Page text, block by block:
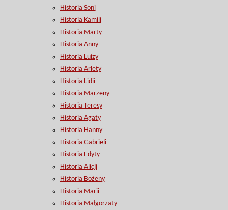
Historia Soni
Historia Kamili
Historia Marty
Historia Anny
Historia Luizy
Historia Arlety
Historia Lidii
Historia Marzeny
Historia Teresy
Historia Agaty
Historia Hanny
Historia Gabrieli
Historia Edyty
Historia Alicji
Historia Bożeny
Historia Marii
Historia Małgorzaty